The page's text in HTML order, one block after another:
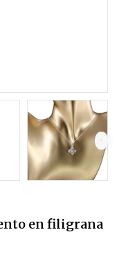
en filigrana
últimas 2 horas